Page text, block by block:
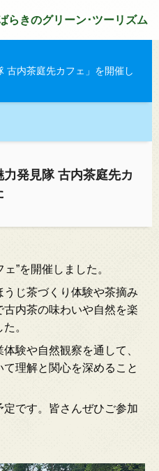
らきのグリーン･ツーリズム
古内茶庭先カフェ」を開催し
発見隊 古内茶庭先カ
”を開催しました。
じ茶づくり体験や茶摘み
内茶の味わいや自然を楽
。
験や自然観察を通して、
理解と関心を深めること
です。皆さんぜひご参加